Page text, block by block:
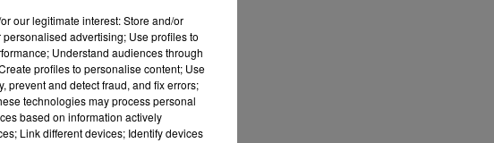
les
our legitimate interest: Store and/or
advertising; Use profiles to
Understand audiences through
profiles to personalise content; Use
prevent and detect fraud, and fix errors;
technologies may process personal
based on information actively
Link different devices; Identify devices